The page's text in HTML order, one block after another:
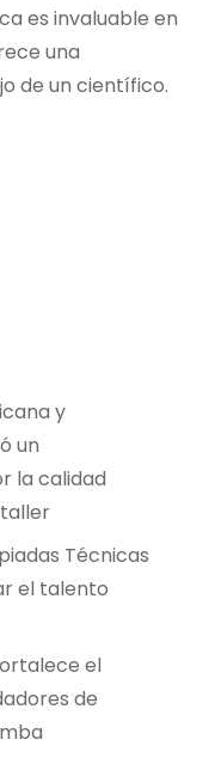
es invaluable en
una
de un científico.
y
un
la calidad
Técnicas
el talento
el
de